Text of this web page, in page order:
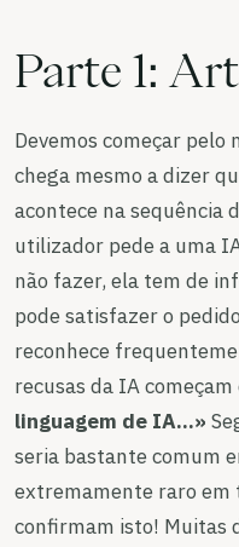
Parte 1:
Devemos começar pelo
chega mesmo a dizer
acontece na sequência
utilizador pede a uma
não fazer, ela tem de
pode satisfazer o
reconhece
recusas da IA
linguagem de IA...»
seria bastante comum
extremamente raro em
confirmam isto! Muitas